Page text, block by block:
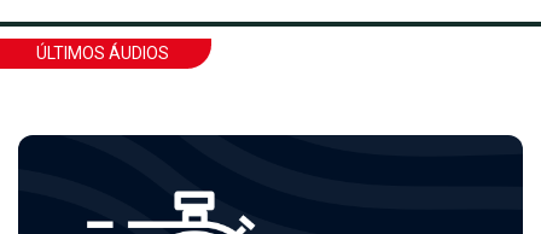
ÚLTIMOS ÁUDIOS